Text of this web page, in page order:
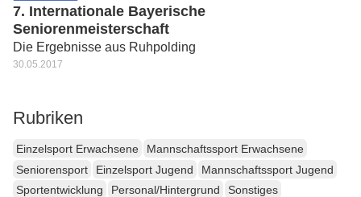
7. Internationale Bayerische
Seniorenmeisterschaft
Die Ergebnisse aus Ruhpolding
30.05.2017
Rubriken
Einzelsport Erwachsene
Mannschaftssport Erwachsene
Seniorensport
Einzelsport Jugend
Mannschaftssport Jugend
Sportentwicklung
Personal/Hintergrund
Sonstiges